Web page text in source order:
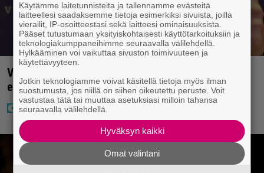
Vappu Pimiästä tuli miljoonikko – eikä yksi milli
edes riitä, näin se tapahtui
Käytämme laitetunnisteita ja tallennamme evästeitä
laitteellesi saadaksemme tietoja esimerkiksi sivuista, joilla
vierailit, IP-osoitteestasi sekä laitteesi ominaisuuksista.
Pääset tutustumaan yksityiskohtaisesti käyttötarkoituksiin ja
teknologiakumppaneihimme seuraavalla välilehdellä.
Hylkääminen voi vaikuttaa sivuston toimivuuteen ja
käytettävyyteen.
Jotkin teknologiamme voivat käsitellä tietoja myös ilman
suostumusta, jos niillä on siihen oikeutettu peruste. Voit
vastustaa tätä tai muuttaa asetuksiasi milloin tahansa
seuraavalla välilehdellä.
Hyväksyn kaikki
Omat valintani